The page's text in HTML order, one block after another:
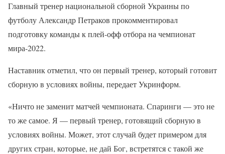
Главный тренер национальной сборной Украины по
футболу Александр Петраков прокомментировал
подготовку команды к плей-офф отбора на чемпионат
мира-2022.
Наставник отметил, что он первый тренер, который готовит
сборную в условиях войны, передает Укринформ.
«Ничто не заменит матчей чемпионата. Спаринги — это не
то же самое. Я — первый тренер, готовящий сборную в
условиях войны. Может, этот случай будет примером для
других стран, которые, не дай Бог, встретятся с такой же